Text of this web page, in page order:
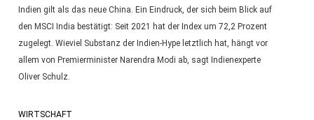
Indien gilt als das neue China. Ein Eindruck, der sich beim Blick auf
den MSCI India bestätigt: Seit 2021 hat der Index um 72,2 Prozent
zugelegt. Wieviel Substanz der Indien-Hype letztlich hat, hängt vor
allem von Premierminister Narendra Modi ab, sagt Indienexperte
Oliver Schulz.
WIRTSCHAFT